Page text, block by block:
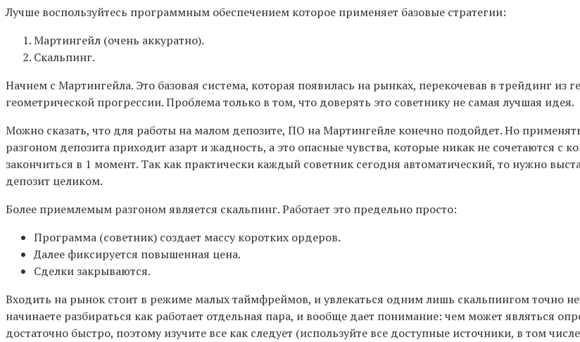
Лучше воспользуйтесь программным обеспечением которое применяет базовые стратегии:
Мартингейл (очень аккуратно).
Скальпинг.
Начнем с Мартингейла. Это базовая система, которая появилась на рынках, перекочевав в трейдинг из
геометрической прогрессии. Проблема только в том, что доверять это советнику не самая лучшая идея.
Можно сказать, что для работы на малом депозите, ПО на Мартингейле конечно подойдет. Но
разгоном депозита приходит азарт и жадность, а это опасные чувства, которые никак не сочетаются
закончиться в 1 момент. Так как практически каждый советник сегодня автоматический, то нужно
депозит целиком.
Более приемлемым разгоном является скальпинг. Работает это предельно просто:
Программа (советник) создает массу коротких ордеров.
Далее фиксируется повышенная цена.
Сделки закрываются.
Входить на рынок стоит в режиме малых таймфреймов, и увлекаться одним лишь скальпингом точно
начинаете разбираться как работает отдельная пара, и вообще дает понимание: чем может являться
достаточно быстро, поэтому изучите все как следует (используйте все доступные источники, в том